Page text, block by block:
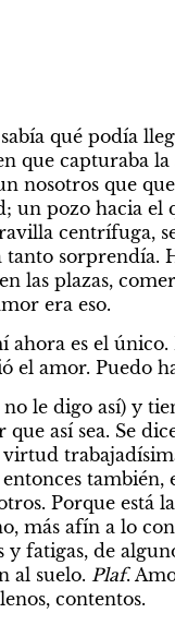
qué podía
que capturaba
nosotros que
un pozo hacia el
centrífuga,
sorprendía.
las plazas,
era eso.
es el único.
el amor. Puedo
le digo así) y
así sea. Se
Porque está
más afín a lo
fatigas, de
al suelo. Plaf.
contentos.